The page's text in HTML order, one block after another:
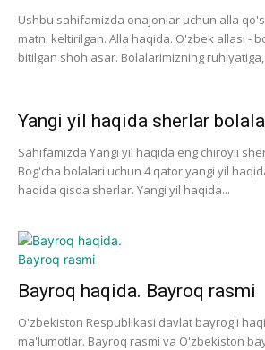
Ushbu sahifamizda onajonlar uchun alla
matni keltirilgan. Alla haqida. O'zbek allasi -
bitilgan shoh asar. Bolalarimizning ruhiyatiga,
Yangi yil haqida sherlar
Sahifamizda Yangi yil haqida eng chiroyli
Bog'cha bolalari uchun 4 qator yangi yil
haqida qisqa sherlar. Yangi yil haqida...
Bayroq haqida. Bayroq rasmi
O'zbekiston Respublikasi davlat bayrog'i
ma'lumotlar. Bayroq rasmi va O'zbekiston